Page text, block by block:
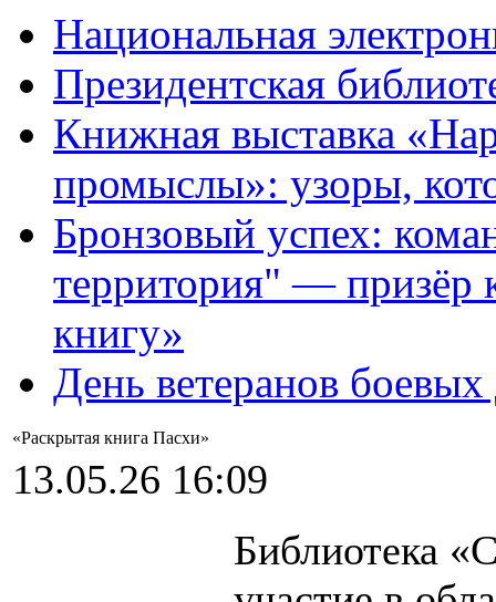
Национальная
Президентская
Книжная выставка
промыслы»: узоры,
Бронзовый успех:
территория" — призёр
книгу»
День ветеранов
«Раскрытая книга Пасхи»
13.05.26 16:09
Библиотека